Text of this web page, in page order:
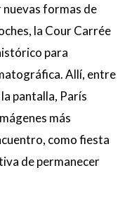
nuevas formas de
la Cour Carrée
para
Allí, entre
pantalla, París
más
como fiesta
de permanecer